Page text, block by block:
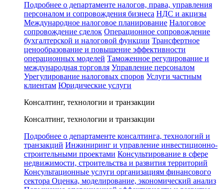
Подробнее о департаменте налогов, права, управления
персоналом и сопровождения бизнеса НДС и акцизы
Международное налоговое планирование Налоговое
сопровождение сделок Операционное сопровождение
бухгалтерской и налоговой функции Трансфертное
ценообразование и повышение эффективности
операционных моделей Таможенное регулирование и
международная торговля Управление персоналом
Урегулирование налоговых споров Услуги частным
клиентам Юридические услуги
Консалтинг, технологии и транзакции
Консалтинг, технологии и транзакции
Подробнее о департаменте консалтинга, технологий и
транзакций Инжиниринг и управление инвестиционно-
строительными проектами Консультирование в сфере
недвижимости, строительства и развития территорий
Консультационные услуги организациям финансового
сектора Оценка, моделирование, экономический анализ